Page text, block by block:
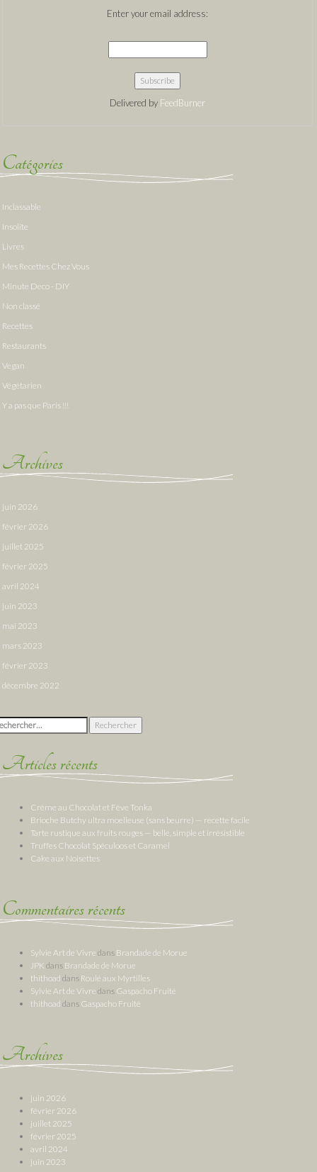
Enter your email address:
Delivered by FeedBurner
Catégories
Inclassable
Insolite
Livres
Mes Recettes Chez Vous
Minute Deco - DIY
Non classé
Recettes
Restaurants
Vegan
Végétarien
Y a pas que Paris !!!
Archives
juin 2026
février 2026
juillet 2025
février 2025
avril 2024
juin 2023
mai 2023
mars 2023
février 2023
décembre 2022
:
Articles récents
Crème au Chocolat et Fève Tonka
Brioche Butchy ultra moelleuse (sans beurre) — recette facile
Tarte rustique aux fruits rouges — belle, simple et irrésistible
Truffes Chocolat Spéculoos et Caramel
Cake aux Noisettes
Commentaires récents
Sylvie Art de Vivre dans Brandade de Morue
JPK dans Brandade de Morue
thithoad dans Roulé aux Myrtilles
Sylvie Art de Vivre dans Gaspacho Fruité
thithoad dans Gaspacho Fruité
Archives
juin 2026
février 2026
juillet 2025
février 2025
avril 2024
juin 2023